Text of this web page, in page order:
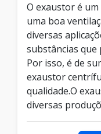
O exaustor é
uma boa
diversas
substâncias que
Por isso, é de
exaustor
qualidade.O
diversas